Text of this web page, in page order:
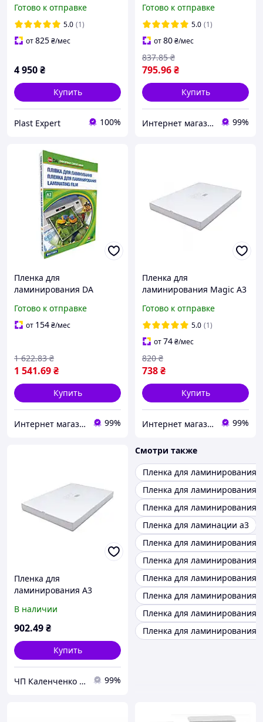
ПЕРФОРАЦИЕЙ в 2 ряда
40х30см
Готово к отправке
5.0 (1)
от825₴/мес
4 950₴
Купить
Plast Expert 100%
глянцевая, 100 шт/уп.
Готово к отправке
5.0 (1)
от80₴/мес
795.96₴
837.85 ₴
Купить
Интернет магазин ТерЛайн 99%
Пленка для
ламинирования DA
матовая, 100 шт/уп.
Готово к отправке
от 154₴/мес
1 541.69₴
1 622.83 ₴
Купить
Интернет магазин ТерЛайн 99%
Пленка для
ламинирования Magic А3
шт/уп.
Готово к отправке
5.0 (1)
от74₴/мес
738₴
820 ₴
Купить
Интернет магазин ТерЛайн 99%
Пленка для
ламинирования А3
(100 шт/уп)
В наличии
902.49₴
Купить
ЧП Каленченко Е.В. 99%
Смотри также
Пленка для ламинирования
Пленка для ламинирования
Пленка для ламинирования
Пленка для ламинации а3
Пленка для ламинирования
Пленка для ламинирования
Пленка для ламинирования
Пленка для ламинирования
Пленка для ламинирования
Пленка для ламинирования